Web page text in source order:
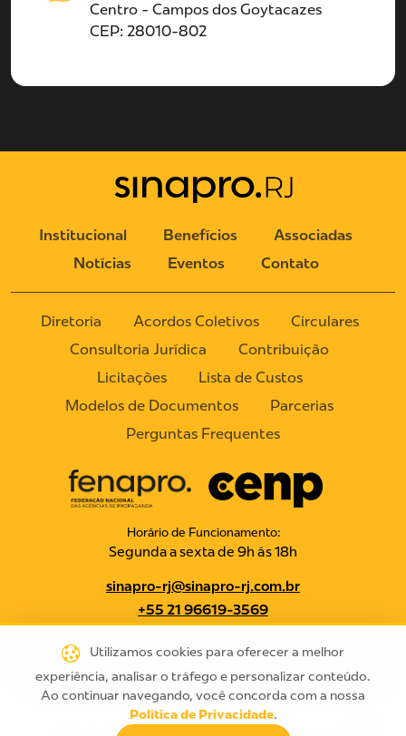
Centro - Campos dos Goytacazes
CEP: 28010-802
Institucional Benefícios
Associadas
Notícias
Eventos Contato
Diretoria Acordos Coletivos
Circulares
Consultoria Jurídica
Contribuição
Licitações
Lista de Custos
Modelos de Documentos
Parcerias
Perguntas Frequentes
Horário de Funcionamento:
Segunda a sexta de 9h ás 18h
sinapro-rj@sinapro-rj.com.br
+55 21 96619-3569
2026 © Copyright - Todos os direitos reservados |
Utilizamos cookies para oferecer a melhor
experiência, analisar o tráfego e personalizar conteúdo.
Ao continuar navegando, você concorda com a nossa
Política de Privacidade.